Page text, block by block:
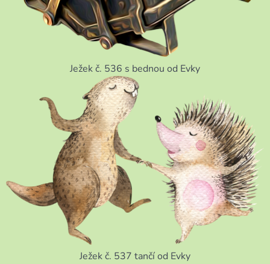
Ježek č. 536 s bednou od Evky
Ježek č. 537 tančí od Evky